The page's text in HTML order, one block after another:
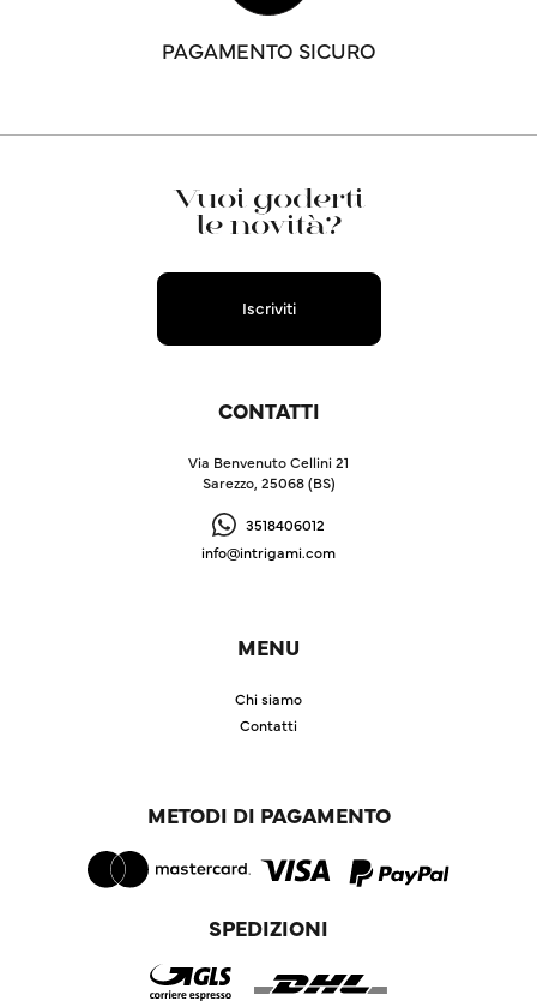
PAGAMENTO SICURO
Vuoi goderti
le novità?
Iscriviti
CONTATTI
Via Benvenuto Cellini 21
Sarezzo, 25068 (BS)
3518406012
info@intrigami.com
MENU
Chi siamo
Contatti
METODI DI PAGAMENTO
SPEDIZIONI